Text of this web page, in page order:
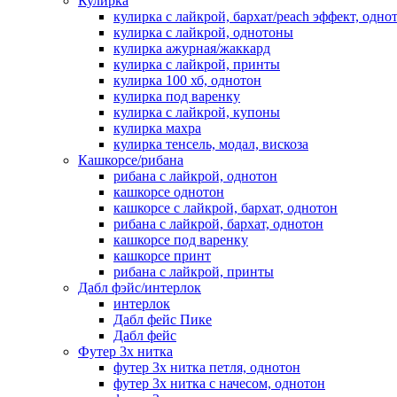
кулирка с лайкрой, бархат/peach эффект,
кулирка с лайкрой, однотоны
кулирка ажурная/жаккард
кулирка с лайкрой, принты
кулирка 100 хб, однотон
кулирка под варенку
кулирка с лайкрой, купоны
кулирка махра
кулирка тенсель, модал, вискоза
Кашкорсе/рибана
рибана с лайкрой, однотон
кашкорсе однотон
кашкорсе с лайкрой, бархат, однотон
рибана с лайкрой, бархат, однотон
кашкорсе под варенку
кашкорсе принт
рибана с лайкрой, принты
Дабл фэйс/интерлок
интерлок
Дабл фейс Пике
Дабл фейс
Футер 3х нитка
футер 3х нитка петля, однотон
футер 3х нитка с начесом, однотон